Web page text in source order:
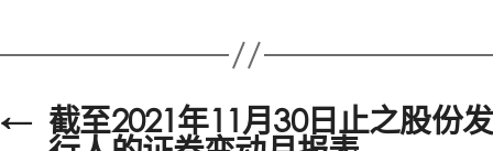
← 截至2021年11月30日止之股份发